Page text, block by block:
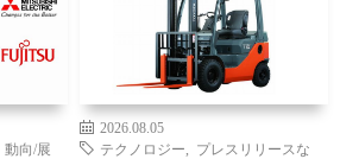
動向/展
2026.08.05
テクノロジー
プレスリリースな